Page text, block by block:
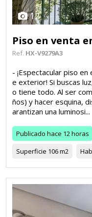
12
Piso en venta
Ref. HX-V9279A3
- ¡Espectacular piso
e exterior! Si buscas
o tiene todo. Al ser
ños) y hacer esquina,
arantizan una luminosi...
Publicado hace 12 horas
Superficie 106 m2